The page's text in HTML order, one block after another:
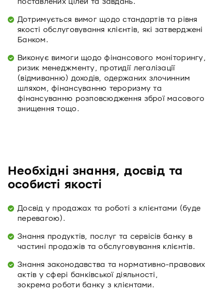
Дотримується вимог щодо стандартів та рівня
якості обслуговування клієнтів, які затверджені
Банком.
Виконує вимоги щодо фінансового моніторингу,
ризик менеджменту, протидії легалізації
(відмиванню) доходів, одержаних злочинним
шляхом, фінансуванню тероризму та
фінансуванню розповсюдження зброї масового
знищення тощо.
Необхідні знання, досвід та
особисті якості
Досвід у продажах та роботі з клієнтами (буде
перевагою).
Знання продуктів, послуг та сервісів банку в
частині продажів та обслуговування клієнтів.
Знання законодавства та нормативно-правових
актів у сфері банківської діяльності,
зокрема роботи банку з клієнтами.